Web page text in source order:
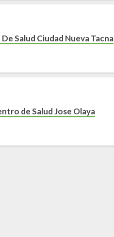
Salud Ciudad Nueva Tacna
de Salud Jose Olaya